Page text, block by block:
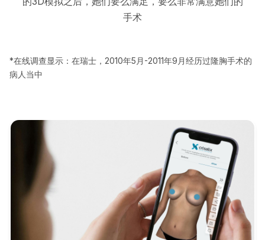
手术
*在线调查显示：在瑞士，2010年5月-2011年9月经历过隆胸手术的
病人当中